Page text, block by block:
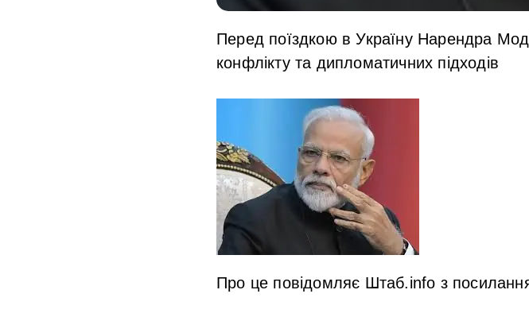
Перед поїздкою в Україну Нарендра
конфлікту та дипломатичних підходів
Про це повідомляє Штаб.info з